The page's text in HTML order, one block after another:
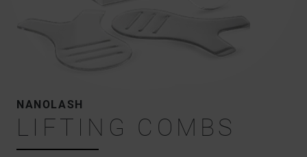
NANOLASH
LIFTING COMBS